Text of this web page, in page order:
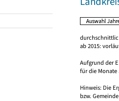
ab 2015:
Aufgrund der
für die Monate
Hinweis: Die
bzw.